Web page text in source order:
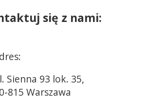
się z nami:
Sienna 93 lok. 35,
815 Warszawa